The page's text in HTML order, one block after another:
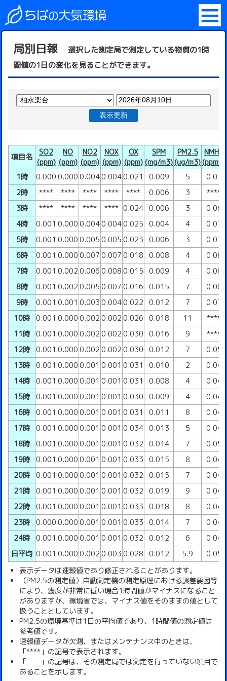
局別日報
選択した測定局で測定している物質の1時
間値の1日の変化を見ることができます。
表示更新
項目名
SO2
(ppm)
NO
(ppm)
NO2
(ppm)
NOX
(ppm)
OX
(ppm)
SPM
(mg/m3)
PM2.5
(ug/m3)
NMHC
(ppmC)
1時
0.000 0.000 0.0040.0040.021 0.009 5
0.07
2時
**** **** **** **** **** 0.006 3
****
3時
**** **** **** **** 0.024 0.006 3
0.06
4時
0.001 0.000 0.0040.0040.025 0.004 4
0.07
5時
0.001 0.000 0.005 0.005 0.023 0.006 3
0.07
6時
0.001 0.000 0.007 0.007 0.018 0.008 4
0.08
7時
0.001 0.002 0.006 0.008 0.015 0.009 4
0.08
8時
0.001 0.002 0.005 0.007 0.016 0.015 7
0.08
9時
0.001 0.001 0.003 0.0040.022 0.012 7
0.07
10時 0.001 0.000 0.002 0.002 0.026 0.018 11
****
11時 0.001 0.000 0.002 0.002 0.030 0.016 9
****
12時 0.001 0.000 0.002 0.002 0.030 0.012 7
0.05
13時 0.001 0.000 0.001 0.001 0.031 0.010 2
0.04
14時 0.001 0.000 0.001 0.001 0.031 0.008 4
0.04
15時 0.001 0.000 0.001 0.001 0.030 0.009 4
0.04
16時 0.001 0.000 0.001 0.001 0.031 0.011 8
0.04
17時 0.001 0.000 0.001 0.001 0.034 0.013 5
0.04
18時 0.001 0.000 0.001 0.001 0.032 0.014 7
0.05
19時 0.001 0.000 0.001 0.001 0.033 0.015 8
0.04
20時 0.001 0.000 0.001 0.001 0.032 0.015 7
0.04
21時 0.001 0.000 0.001 0.001 0.032 0.019 9
0.04
22時 0.001 0.000 0.001 0.001 0.033 0.018 8
0.04
23時 0.000 0.000 0.001 0.001 0.033 0.014 7
0.04
24時 0.001 0.000 0.001 0.001 0.032 0.012 6
0.04
日平均 0.001 0.000 0.002 0.003 0.028 0.012 5.9
0.05
表示データは速報値であり修正されることがあります。
（PM2.5の測定値）自動測定機の測定原理における誤差要因等
により、濃度が非常に低い場合1時間値がマイナスになること
がありますが、環境省では、マイナス値をそのままの値として
扱うこととしています。
PM2.5の環境基準は1日の平均値であり、1時間値の測定値は
参考値です。
速報値データが欠測、またはメンテナンス中のときは、
「****」の記号で表示されます。
「----」の記号は、その測定局では測定を行っていない項目で
あることを示します。